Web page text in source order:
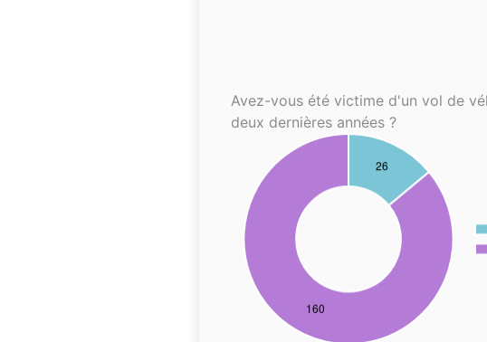
Avez-vous été victime d'un vol de
deux dernières années ?